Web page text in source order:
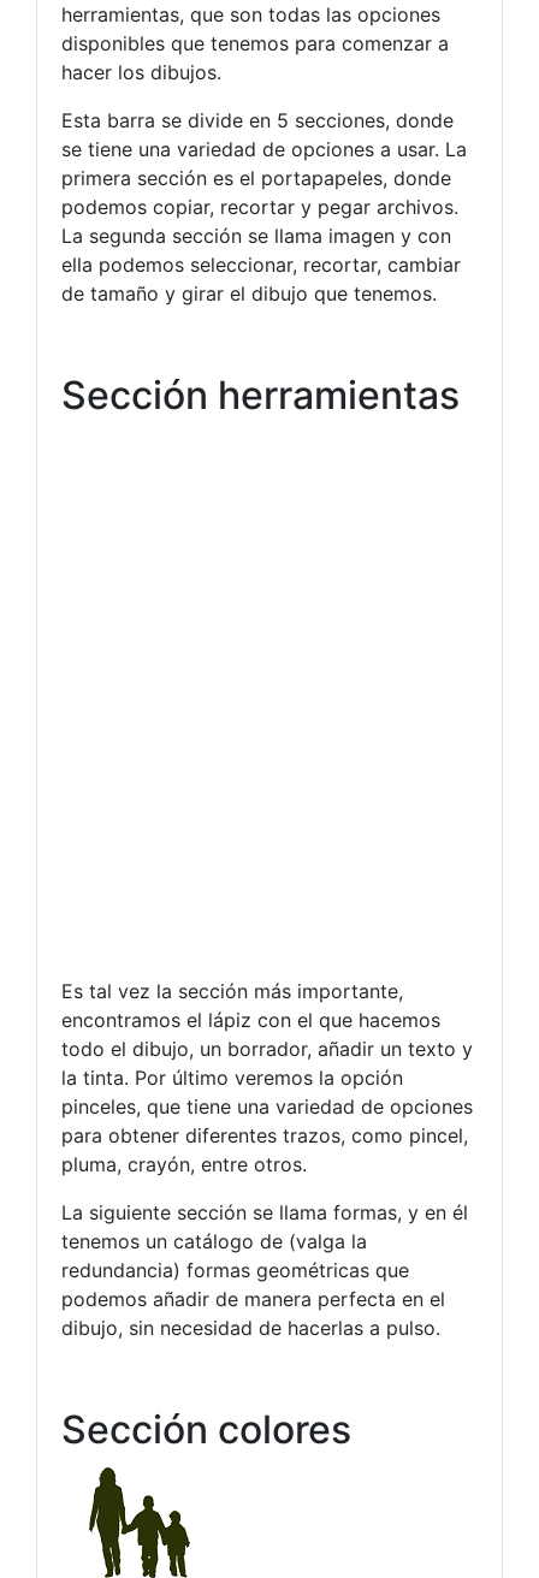
herramientas, que son todas las opciones
disponibles que tenemos para comenzar a
hacer los dibujos.
Esta barra se divide en 5 secciones, donde
se tiene una variedad de opciones a usar. La
primera sección es el portapapeles, donde
podemos copiar, recortar y pegar archivos.
La segunda sección se llama imagen y con
ella podemos seleccionar, recortar, cambiar
de tamaño y girar el dibujo que tenemos.
Sección herramientas
Es tal vez la sección más importante,
encontramos el lápiz con el que hacemos
todo el dibujo, un borrador, añadir un texto y
la tinta. Por último veremos la opción
pinceles, que tiene una variedad de opciones
para obtener diferentes trazos, como pincel,
pluma, crayón, entre otros.
La siguiente sección se llama formas, y en él
tenemos un catálogo de (valga la
redundancia) formas geométricas que
podemos añadir de manera perfecta en el
dibujo, sin necesidad de hacerlas a pulso.
Sección colores